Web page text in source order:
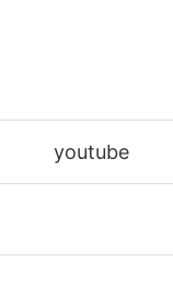
youtube